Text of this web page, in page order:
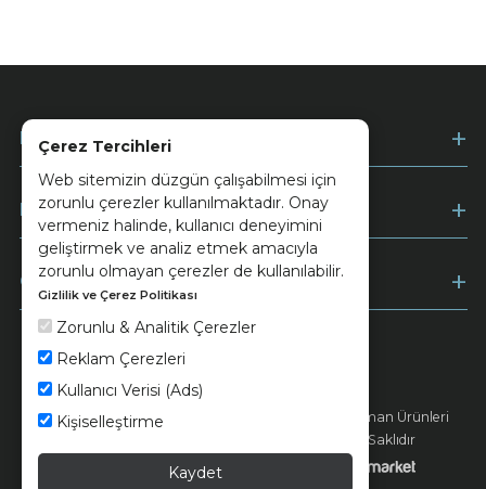
Çerez Tercihleri
Web sitemizin düzgün çalışabilmesi için
zorunlu çerezler kullanılmaktadır. Onay
vermeniz halinde, kullanıcı deneyimini
geliştirmek ve analiz etmek amacıyla
zorunlu olmayan çerezler de kullanılabilir.
Gizlilik ve Çerez Politikası
Zorunlu & Analitik Çerezler
Reklam Çerezleri
Kullanıcı Verisi (Ads)
Kişiselleştirme
Kaydet
Kurumsal
Müşteri Hizmetleri
Ödeme
Keramika Kvkk ve Çerez Politikası
© 2026 Ünsa Madencilik Turizm Enerji Seramik Orman Ürünleri
Elektrik Üretim San. ve Tic. A.Ş. - Tüm Hakları Saklıdır